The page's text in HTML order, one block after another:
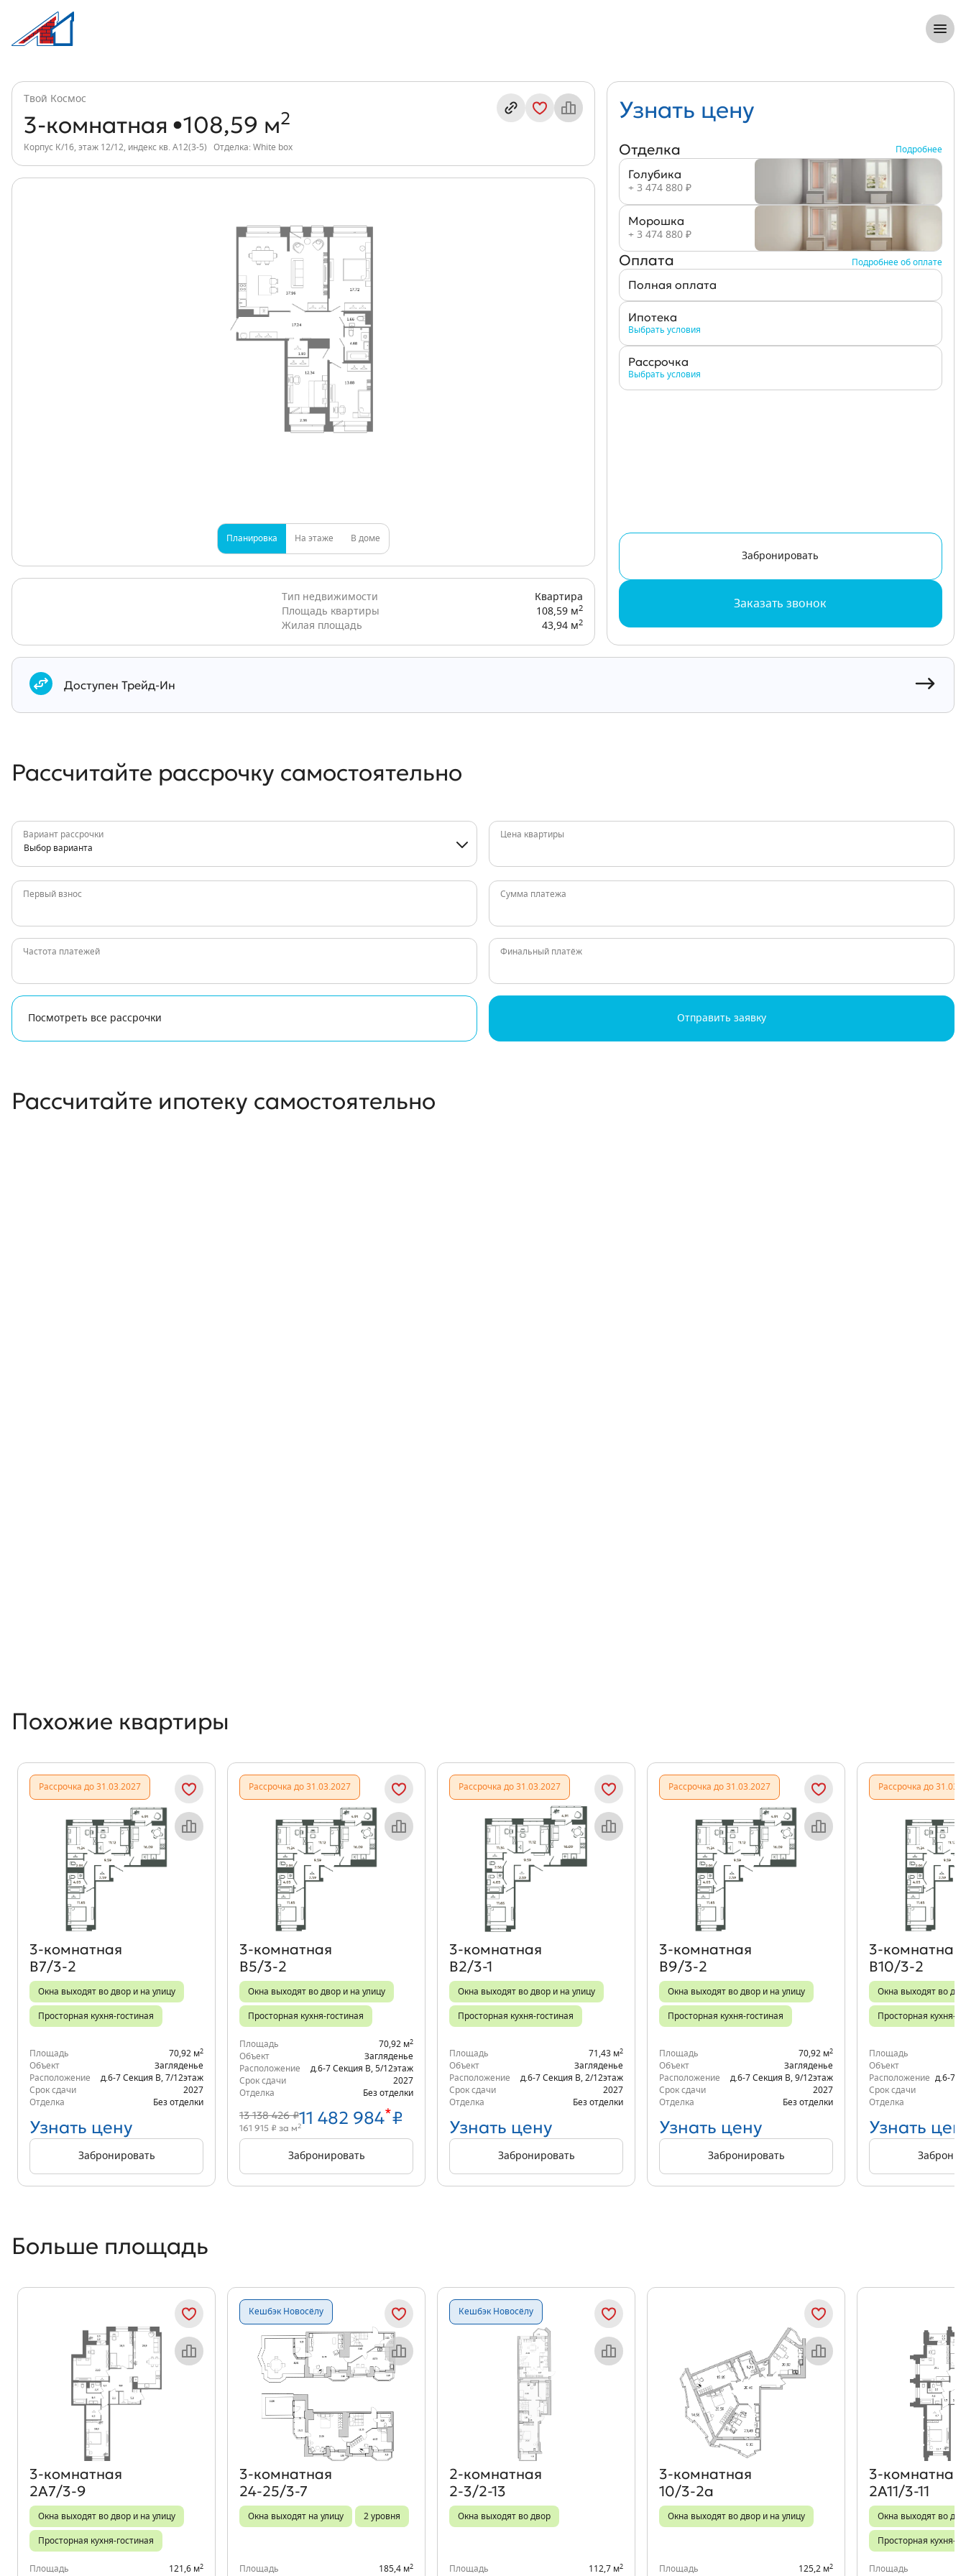
3-комнатная, 109 м², ЖК Твой Космос, индекс кв. А12(3-5)
Информация о квартире
3-комнатная 108,59 м2
Твой Космос
Корпус К/16, этаж 12/12, индекс кв. А12(3-5) Отделка: White box
Планировка На этаже В доме
Тип недвижимости
Квартира
Площадь квартиры
108,59 м2
Жилая площадь 43,94 м2
Узнать цену
Отделка Подробнее
Голубика
+ 3 474 880 ₽
Морошка
+ 3 474 880 ₽
Оплата Подробнее об оплате
Полная оплата
Ипотека
Выбрать условия
Рассрочка
Выбрать условия
Забронировать
Заказать звонок
Документы
Доступен Трейд-Ин
Рассчитайте рассрочку самостоятельно
Вариант рассрочки
Выбор варианта
Цена квартиры
Первый взнос Сумма платежа
Частота платежей Финальный платёж
Посмотреть все рассрочки Отправить заявку
Рассчитайте ипотеку самостоятельно
Похожие квартиры
Рассрочка до 31.03.2027
Объект месяца
3‑комнатная
В7/3-2
Окна выходят во двор и на улицу
Просторная кухня-гостиная
Площадь 70,92 м2
Объект
Загляденье
Расположение
д.6-7 Секция В 7/12этаж
Срок сдачи
2027
Отделка
Без отделки
Узнать цену
Забронировать
Рассрочка до 31.03.2027
Объект месяца
3‑комнатная
В5/3-2
Окна выходят во двор и на улицу
Просторная кухня-гостиная
Площадь 70,92 м2
Объект
Загляденье
Расположение
д.6-7 Секция В 5/12этаж
Срок сдачи
2027
Отделка
Без отделки
13 138 426 ₽11 482 984*₽
161 915 ₽ за м2
Забронировать
Рассрочка до 31.03.2027
Объект месяца
3‑комнатная
В2/3-1
Окна выходят во двор и на улицу
Просторная кухня-гостиная
Площадь 71,43 м2
Объект
Загляденье
Расположение
д.6-7 Секция В 2/12этаж
Срок сдачи
2027
Отделка
Без отделки
Узнать цену
Забронировать
Рассрочка до 31.03.2027
Объект месяца
3‑комнатная
В9/3-2
Окна выходят во двор и на улицу
Просторная кухня-гостиная
Площадь 70,92 м2
Объект
Загляденье
Расположение
д.6-7 Секция В 9/12этаж
Срок сдачи
2027
Отделка
Без отделки
Узнать цену
Забронировать
Рассрочка до
3‑комнатная
В10/3-2
Окна выходят во
Просторная кухня-
Площадь
Объект
Расположение
д.6-7
Срок сдачи
Отделка
Узнать
Больше площадь
Объект месяца
3‑комнатная
2А7/3-9
Окна выходят во двор и на улицу
Просторная кухня-гостиная
Площадь 121,6 м2
Кешбэк Новосёлу
3‑комнатная
24-25/3-7
Окна выходят на улицу 2 уровня
Площадь 185,4 м2
Кешбэк Новосёлу
Объект месяца
2‑комнатная
2-3/2-13
Окна выходят во двор
Площадь 112,7 м2
3‑комнатная
10/3-2а
Окна выходят во двор и на улицу
Площадь 125,2 м2
3‑комнатная
2А11/3-11
Окна выходят во
Просторная кухня-
Площадь